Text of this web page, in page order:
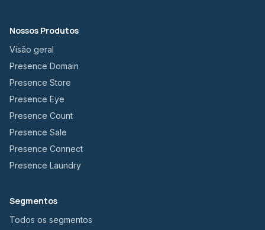
Nossos Produtos
Visão geral
Presence Domain
Presence Store
Presence Eye
Presence Count
Presence Sale
Presence Connect
Presence Laundry
Segmentos
Todos os segmentos